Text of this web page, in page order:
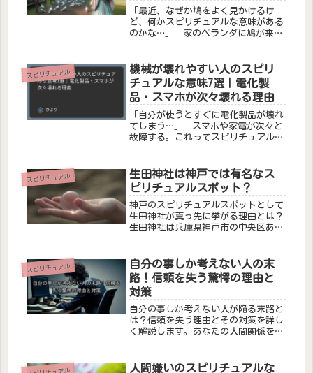
「最近、なぜか鳩をよく見かけるけ
ど、何かスピリチュアルな意味がある
のかな…」「家のベランダに鳩が来た
しょう。平和の象徴として知られる鳩
は、古くから幸運を運んでくる神聖な
存在...
スピリチュアル
機械が壊れやすい人のスピリ
チュアルな意味7選｜電化製
品・スマホが次々壊れる理由
「自分が使うとすぐに電化製品が壊れ
てしまう…」「スマホや家電が次々と
故障する。これってスピリチュアルな
インとして捉えられることがありま
す。特定の人の周りで電化製品が次々
と壊...
スピリチュアル
生田神社は神戸では有名なス
ピリチュアルスポット？
神戸のスピリチュアルスポットとして
生田神社が真っ先に挙がる理由とは？
生田神社は兵庫県神戸市の中央区あ
市内有数のスピリチュアルスポットと
しても有名になっています。生田神社
は現...
スピリチュアル
自分の事しか考えない人の末
路！信頼を失う驚愕の理由と
対策
自分の事しか考えない人が陥る末路と
は？信頼を失う理由とその対策を詳し
く解説します。あなたの人間関係を改
人間嫌いのスピリチュアルな